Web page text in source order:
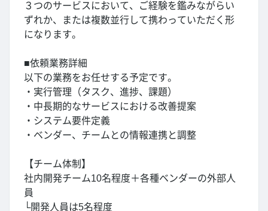
３つのサービスにおいて、ご経験を鑑みながらい
ずれか、または複数並行して携わっていただく形
になります。
■依頼業務詳細
以下の業務をお任せする予定です。
・実行管理（タスク、進捗、課題）
・中長期的なサービスにおける改善提案
・システム要件定義
・ベンダー、チームとの情報連携と調整
【チーム体制】
社内開発チーム10名程度＋各種ベンダーの外部人
員
└開発人員は5名程度